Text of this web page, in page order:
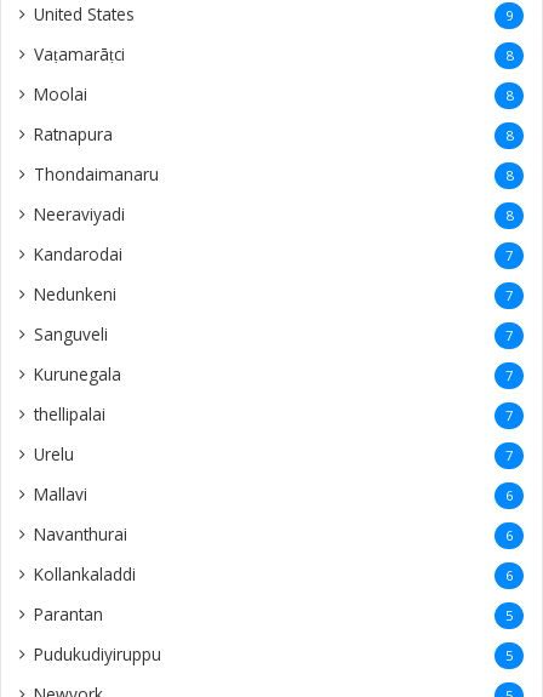
United States 9
Vaṭamarāṭci 8
Moolai 8
Ratnapura 8
Thondaimanaru 8
Neeraviyadi 8
Kandarodai 7
Nedunkeni 7
Sanguveli 7
Kurunegala 7
thellipalai 7
Urelu 7
Mallavi 6
Navanthurai 6
Kollankaladdi 6
Parantan 5
Pudukudiyiruppu 5